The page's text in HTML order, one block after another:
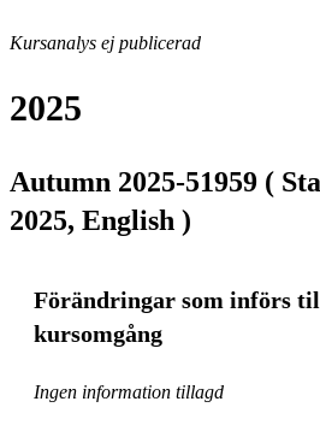
Kursanalys ej publicerad
2025
Autumn 2025-51959 (
2025, English )
Förändringar som införs
kursomgång
Ingen information tillagd